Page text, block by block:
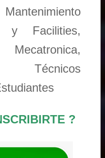
y Facilities,
?